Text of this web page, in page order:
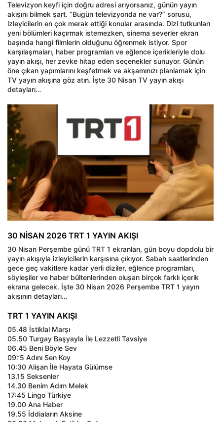
Televizyon keyfi için doğru adresi arıyorsanız, günün yayın
akışını bilmek şart. “Bugün televizyonda ne var?” sorusu,
izleyicilerin en çok merak ettiği konular arasında. Dizi tutkunları
yeni bölümleri kaçırmak istemezken, sinema severler ekran
başında hangi filmlerin olduğunu öğrenmek istiyor. Spor
karşılaşmaları, haber programları ve eğlence içerikleriyle dolu
yayın akışı, her zevke hitap eden seçenekler sunuyor. Günün
öne çıkan yapımlarını keşfetmek ve akşamınızı planlamak için
TV yayın akışına göz atın. İşte 30 Nisan TV yayın akışı
detayları…
30 NİSAN 2026 TRT 1 YAYIN AKIŞI
30 Nisan Perşembe günü TRT 1 ekranları, gün boyu dopdolu bir
yayın akışıyla izleyicilerin karşısına çıkıyor. Sabah saatlerinden
gece geç vakitlere kadar yerli diziler, eğlence programları,
söyleşiler ve haber bültenlerinden oluşan birçok farklı içerik
ekrana gelecek. İşte 30 Nisan 2026 Perşembe TRT 1 yayın
akışının detayları…
TRT 1 YAYIN AKIŞI
05.48 İstiklal Marşı
05.50 Turgay Başyayla İle Lezzetli Tavsiye
06.45 Beni Böyle Sev
09:’5 Adını Sen Koy
10:30 Alişan İle Hayata Gülümse
13.15 Seksenler
14.30 Benim Adım Melek
17:45 Lingo Türkiye
19.00 Ana Haber
19.55 İddiaların Aksine